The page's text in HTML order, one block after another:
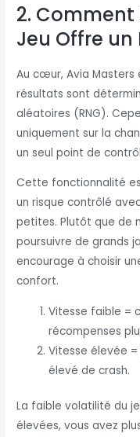
2.
Jeu Offre
Au cœur, Avia Masters
résultats sont
aléatoires (RNG).
uniquement sur la
un seul point de
Cette fonctionnalité
un risque contrôlé
petites. Plutôt que de
poursuivre de grands
encourage à choisir
confort.
Vitesse faible =
récompenses
Vitesse élevée
élevé de crash.
La faible volatilité du
élevées, vous avez